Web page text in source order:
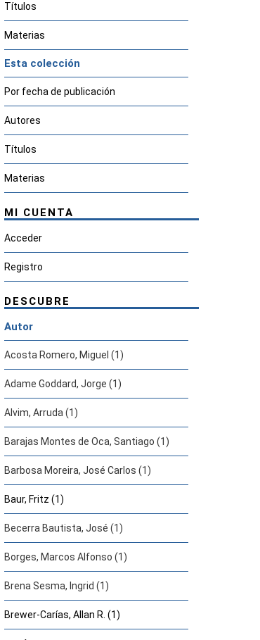
Títulos
Materias
Esta colección
Por fecha de publicación
Autores
Títulos
Materias
MI CUENTA
Acceder
Registro
DESCUBRE
Autor
Acosta Romero, Miguel (1)
Adame Goddard, Jorge (1)
Alvim, Arruda (1)
Barajas Montes de Oca, Santiago (1)
Barbosa Moreira, José Carlos (1)
Baur, Fritz (1)
Becerra Bautista, José (1)
Borges, Marcos Alfonso (1)
Brena Sesma, Ingrid (1)
Brewer-Carías, Allan R. (1)